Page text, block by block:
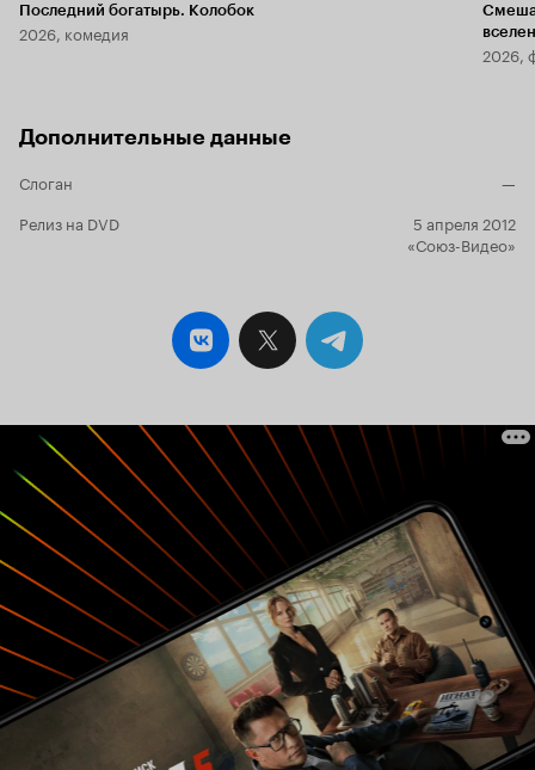
Последний богатырь. Колобок
2026, комедия
2026,
Дополнительные данные
Слоган
—
Релиз на DVD
5 апреля 2012
«Союз-Видео»